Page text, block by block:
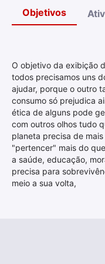
Objetivos
O objetivo da exibição
todos precisamos uns
ajudar, porque o outro
consumo só prejudica
ética de alguns pode
com outros olhos tudo
planeta precisa de
"pertencer" mais do
a saúde, educação,
precisa para
meio a sua volta,